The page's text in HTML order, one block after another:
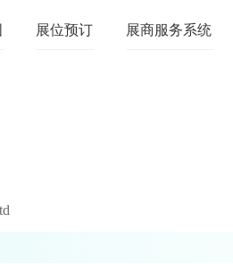
展位预订 展商服务系统